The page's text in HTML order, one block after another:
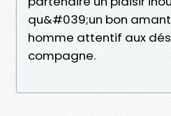
qu&#039;un bon
homme attentif aux
compagne.